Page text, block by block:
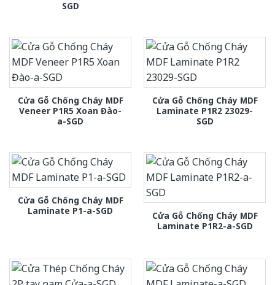
SGD
Cửa Gỗ Chống Cháy MDF
Veneer P1R5 Xoan Đào-
a-SGD
Cửa Gỗ Chống Cháy MDF
Laminate P1R2 23029-
SGD
Cửa Gỗ Chống Cháy MDF
Laminate P1-a-SGD
Cửa Gỗ Chống Cháy MDF
Laminate P1R2-a-SGD